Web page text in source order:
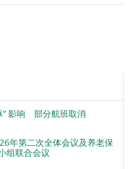
” 影响 部分航班取消
年第二次全体会议及养老保
组联合会议